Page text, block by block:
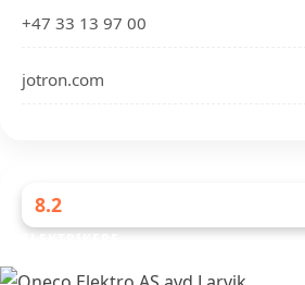
+47 33 13 97 00
jotron.com
8.2